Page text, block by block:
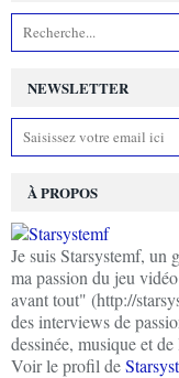
NEWSLETTER
À PROPOS
Je suis Starsystemf, un
ma passion du jeu
avant tout" (http://
des interviews de
dessinée, musique et de
Voir le profil de